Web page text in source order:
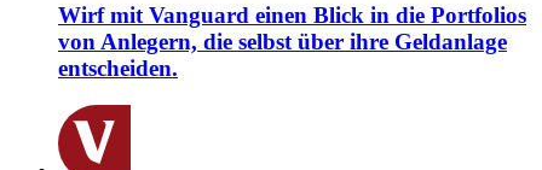
Wirf mit Vanguard einen Blick in die Portfolios
von Anlegern, die selbst über ihre Geldanlage
entscheiden.